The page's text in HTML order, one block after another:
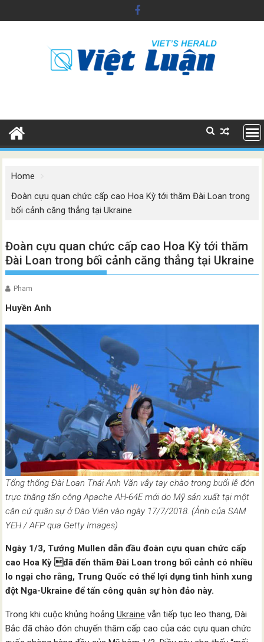
to
Home
Đoàn cựu quan chức cấp cao Hoa Kỳ tới thăm Đài Loan trong
bối cảnh căng thẳng tại Ukraine
Đoàn cựu quan chức cấp cao Hoa Kỳ tới thăm
Đài Loan trong bối cảnh căng thẳng tại Ukraine
Pham
Huyền Anh
Tổng thống Đài Loan Thái Anh Văn vẫy tay chào trong buổi lễ đón
trực thăng tấn công Apache AH-64E mới do Mỹ sản xuất tại một
căn cứ quân sự ở Đào Viên vào ngày 17/7/2018. (Ảnh của SAM
YEH / AFP qua Getty Images)
Ngày 1/3, Tướng Mullen dẫn đầu đoàn cựu quan chức cấp
cao Hoa Kỳ đã đến thăm Đài Loan trong bối cảnh có nhiều
lo ngại cho rằng, Trung Quốc có thể lợi dụng tình hình xung
đột Nga-Ukraine để tấn công quân sự hòn đảo này.
Trong khi cuộc khủng hoảngUkraine vẫn tiếp tục leo thang, Đài
Bắc đã chào đón chuyến thăm cấp cao của các cựu quan chức